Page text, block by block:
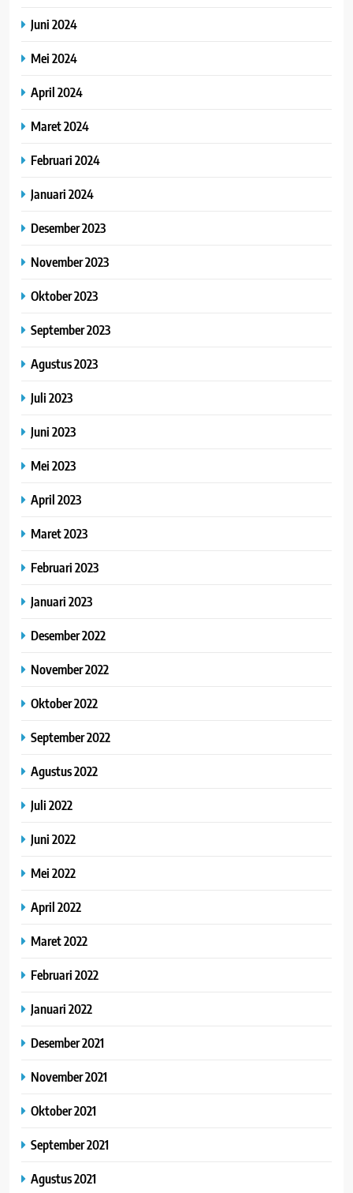
Juni 2024
Mei 2024
April 2024
Maret 2024
Februari 2024
Januari 2024
Desember 2023
November 2023
Oktober 2023
September 2023
Agustus 2023
Juli 2023
Juni 2023
Mei 2023
April 2023
Maret 2023
Februari 2023
Januari 2023
Desember 2022
November 2022
Oktober 2022
September 2022
Agustus 2022
Juli 2022
Juni 2022
Mei 2022
April 2022
Maret 2022
Februari 2022
Januari 2022
Desember 2021
November 2021
Oktober 2021
September 2021
Agustus 2021